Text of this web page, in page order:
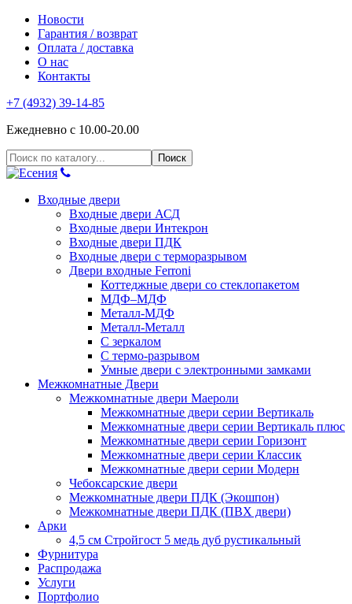
Новости
Гарантия / возврат
Оплата / доставка
О нас
Контакты
+7 (4932) 39-14-85
Ежедневно с 10.00-20.00
Входные двери
Входные двери АСД
Входные двери Интекрон
Входные двери ПДК
Входные двери с терморазрывом
Двери входные Ferroni
Коттеджные двери со стеклопакетом
МДФ–МДФ
Металл-МДФ
Металл-Металл
С зеркалом
С термо-разрывом
Умные двери с электронными замками
Межкомнатные Двери
Межкомнатные двери Маероли
Межкомнатные двери серии Вертикаль
Межкомнатные двери серии Вертикаль плюс
Межкомнатные двери серии Горизонт
Межкомнатные двери серии Классик
Межкомнатные двери серии Модерн
Чебоксарские двери
Межкомнатные двери ПДК (Экошпон)
Межкомнатные двери ПДК (ПВХ двери)
Арки
4,5 см Стройгост 5 медь дуб рустикальный
Фурнитура
Распродажа
Услуги
Портфолио